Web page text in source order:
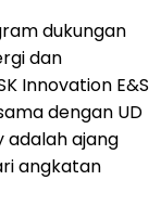
dukungan
dan
Innovation E&S
dengan UD
adalah ajang
angkatan